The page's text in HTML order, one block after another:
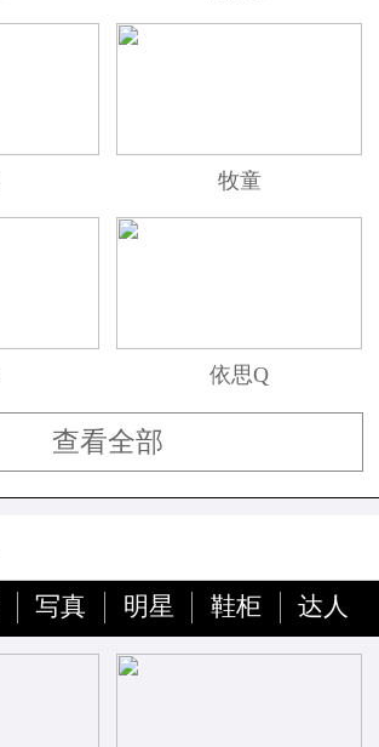
牧童
依思Q
查看全部
写真 明星 鞋柜 达人